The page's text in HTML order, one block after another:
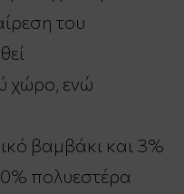
του
χώρο, ενώ
βαμβάκι και 3%
πολυεστέρα